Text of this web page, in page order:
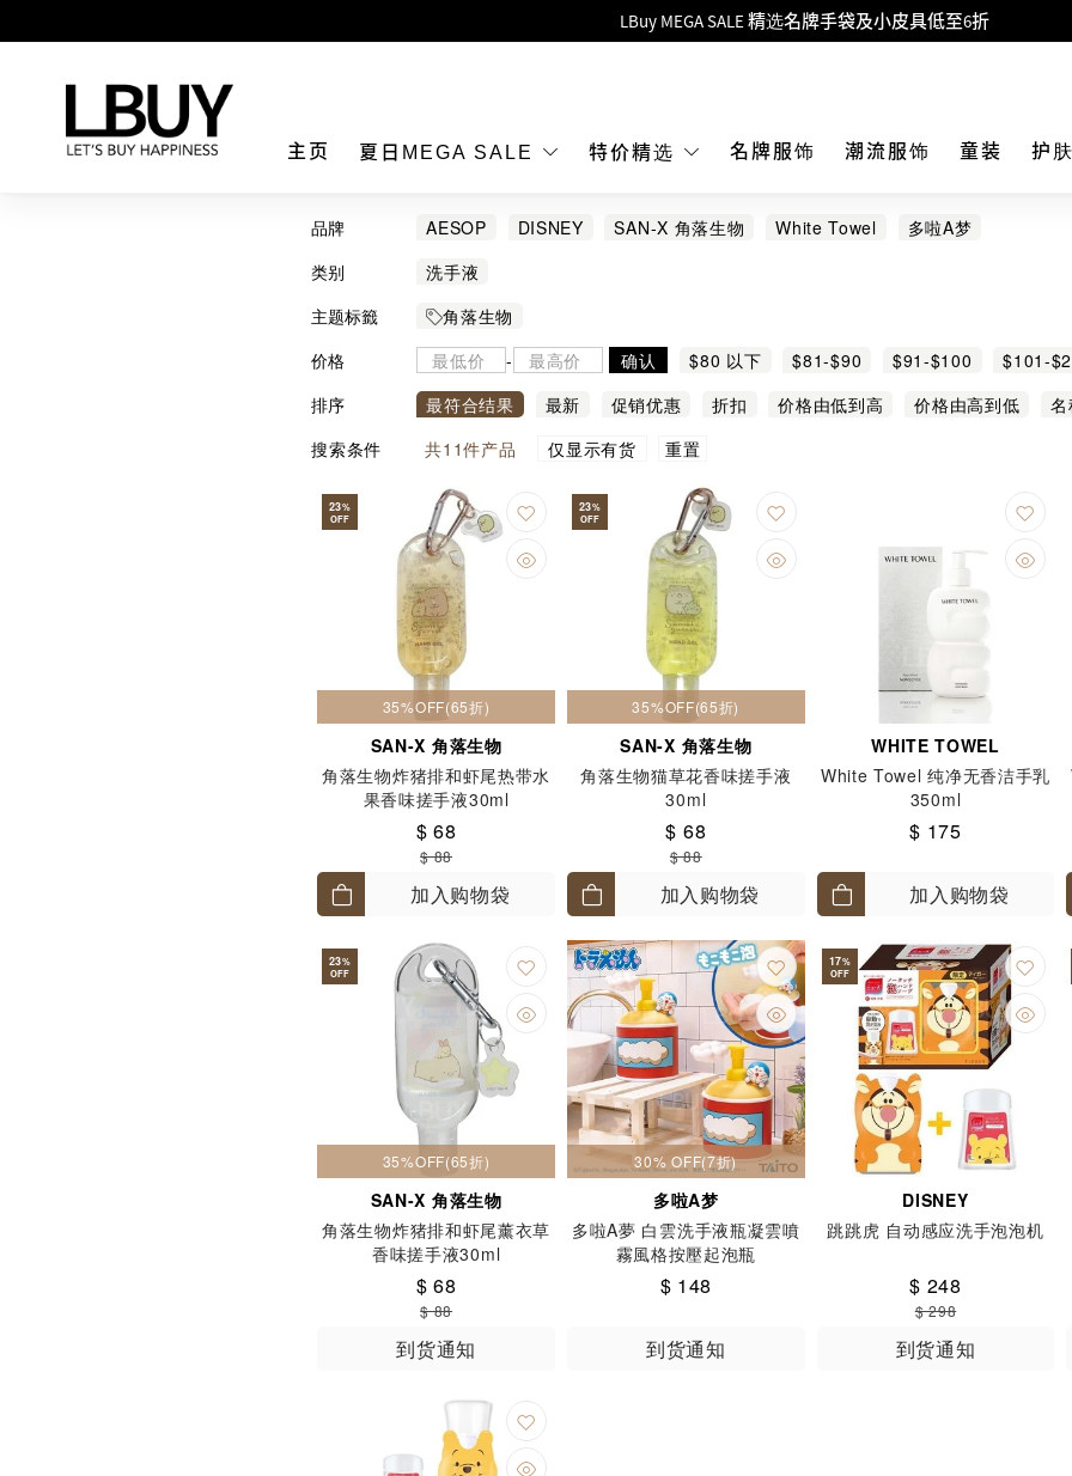
Goyard Hobo / Hobo Mini人气限量特别版限时原价低至75折!
MOKO 1楼175号铺旗舰店特设名牌Hermès、CHANEL及LV专区！
购物满HKD500即享免运费！
主页 夏日MEGA SALE 特价精选 名牌服饰 潮流服饰 童装 护
品牌 AESOP DISNEY SAN-X 角落生物 White Towel
多啦A梦
类别
洗手液
主题标籤
角落生物
价格
- 确认 $80 以下 $81-$90 $91-$100
$101-
排序
最符合结果 最新 促销优惠 折扣 价格由低到高 价格由高到低
搜索条件
共11件产品 仅显示有货 重置
23%
OFF
35%OFF(65折)
SAN-X 角落生物
角落生物炸猪排和虾尾热带水
果香味搓手液30ml
$ 68
$ 88
加入购物袋
23%
OFF
35%OFF(65折)
SAN-X 角落生物
角落生物猫草花香味搓手液
30ml
$ 68
$ 88
加入购物袋
WHITE TOWEL
White Towel 纯净无香洁手乳
350ml
$ 175
加入购物袋
23%
OFF
35%OFF(65折)
SAN-X 角落生物
角落生物炸猪排和虾尾薰衣草
香味搓手液30ml
$ 68
$ 88
到货通知
30% OFF(7折)
多啦A梦
多啦A夢 白雲洗手液瓶凝雲噴
霧風格按壓起泡瓶
$ 148
到货通知
17%
OFF
DISNEY
跳跳虎 自动感应洗手泡泡机
$ 248
$ 298
到货通知